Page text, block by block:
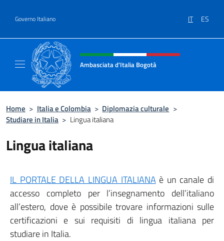
Governo Italiano IT ES
Intestazione sito, social e menù
Ambasciata d'Italia Bogotà
Home > Italia e Colombia > Diplomazia culturale >
Studiare in Italia > Lingua italiana
Lingua italiana
IL PORTALE DELLA LINGUA ITALIANAè un canale di
accesso completo per l’insegnamento dell’italiano
all’estero, dove è possibile trovare informazioni sulle
certificazioni e sui requisiti di lingua italiana per
studiare in Italia.